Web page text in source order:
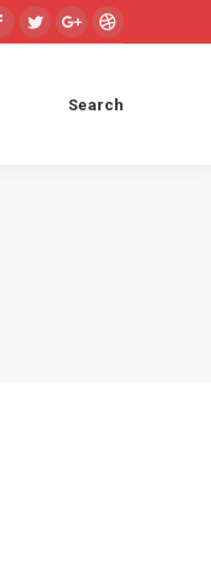
TwitterGoogle+Dribbble
Search:
Search
Search:
Search